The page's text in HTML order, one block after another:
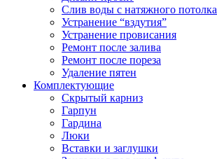
Слив воды с натяжного потолка
Устранение “вздутия”
Устранение провисания
Ремонт после залива
Ремонт после пореза
Удаление пятен
Комплектующие
Скрытый карниз
Гарпун
Гардина
Люки
Вставки и заглушки